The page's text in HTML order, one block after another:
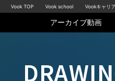
Vook TOP Vook school Vookキャリア
アーカイブ動画